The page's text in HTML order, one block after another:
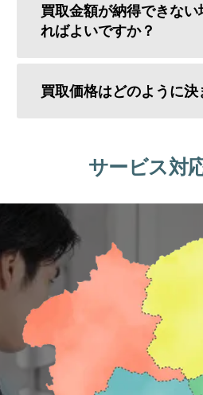
買取金額が納得できな
ればよいですか？
買取価格はどのように決
サービス対